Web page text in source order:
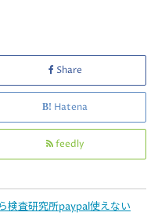
Share
Hatena
feedly
検査研究所paypal使えない